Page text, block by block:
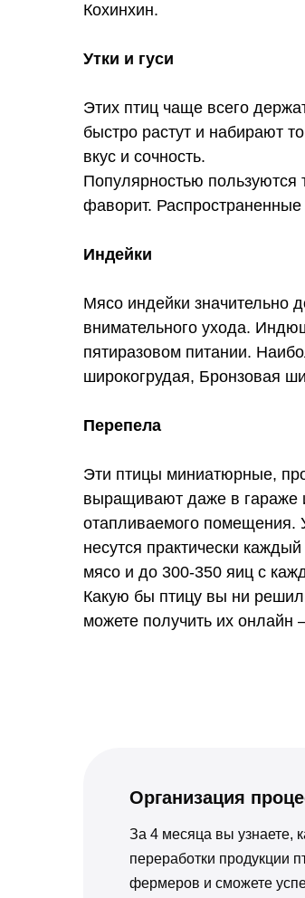
Кохинхин.
Утки и гуси
Этих птиц чаще всего
быстро растут и набирают
вкус и сочность.
Популярностью пользуются
фаворит.
Индейки
Мясо индейки значительно
внимательного ухода.
пятиразовом питании.
широкогрудая, Бронзовая
Перепела
Эти птицы миниатюрные,
выращивают даже в гараже
отапливаемого помещения.
несутся практически
мясо и до 300-350 яиц с
Какую бы птицу вы ни
можете получить их
Организация
За 4 месяца вы узнаете,
переработки продукции
фермеров и сможете